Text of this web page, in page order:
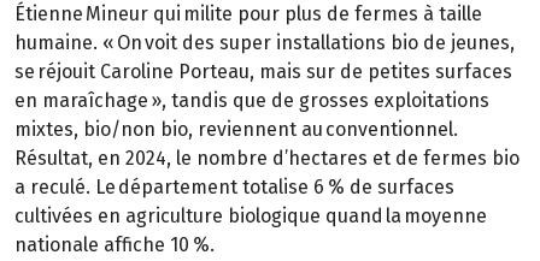
Étienne Mineur qui milite pour plus de fermes à taille
humaine. « On voit des super installations bio de jeunes,
se réjouit Caroline Porteau, mais sur de petites surfaces
en maraîchage », tandis que de grosses exploitations
mixtes, bio/non bio, reviennent au conventionnel.
Résultat, en 2024, le nombre d’hectares et de fermes bio
a reculé. Le département totalise 6 % de surfaces
cultivées en agriculture biologique quand la moyenne
nationale affiche 10 %.